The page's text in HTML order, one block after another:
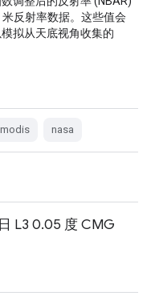
米反射率数据。这些值会
拟从天底视角收集的
modis nasa
L3 0.05 度 CMG